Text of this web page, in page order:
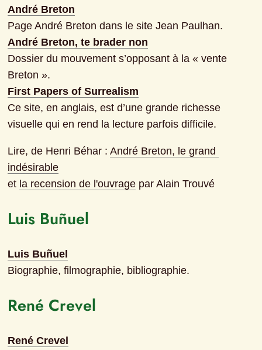
André Breton
Page André Breton dans le site Jean Paulhan.
André Breton, te brader non
Dossier du mouvement s’opposant à la « vente
Breton ».
First Papers of Surrealism
Ce site, en anglais, est d’une grande richesse
visuelle qui en rend la lecture parfois difficile.
Lire, de Henri Béhar : André Breton, le grand
indésirable
et la recension de l'ouvrage par Alain Trouvé
Luis Buñuel
Luis Buñuel
Biographie, filmographie, bibliographie.
René Crevel
René Crevel